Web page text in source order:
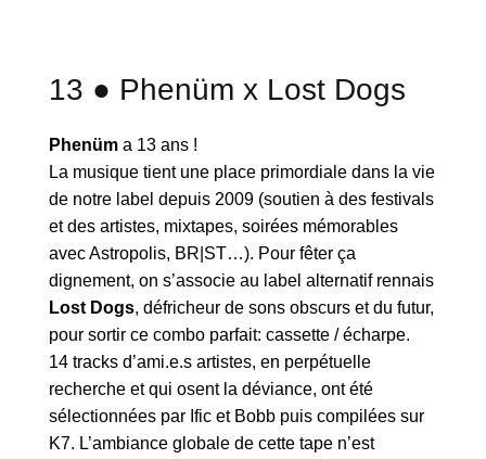
13 ● Phenüm x Lost Dogs
Phenüma 13 ans !
La musique tient une place primordiale dans la vie
de notre label depuis 2009 (soutien à des festivals
et des artistes, mixtapes, soirées mémorables
avec Astropolis, BR|ST…). Pour fêter ça
dignement, on s’associe au label alternatif rennais
Lost Dogs, défricheur de sons obscurs et du futur,
pour sortir ce combo parfait: cassette / écharpe.
14 tracks d’ami.e.s artistes, en perpétuelle
recherche et qui osent la déviance, ont été
sélectionnées par Ific et Bobb puis compilées sur
K7. L’ambiance globale de cette tape n’est